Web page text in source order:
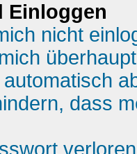
Einloggen
nicht
dass